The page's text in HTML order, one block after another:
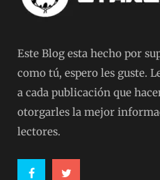
Este Blog esta hecho por
como tú, espero les guste.
a cada publicación que
otorgarles la mejor
lectores.